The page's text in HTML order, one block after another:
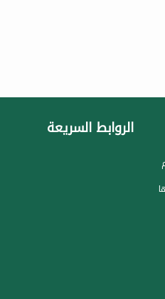
الروابط السريعة